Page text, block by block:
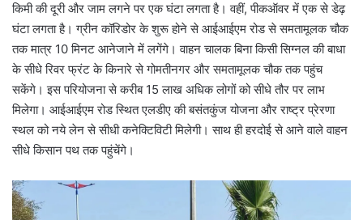
किमी की दूरी और जाम लगने पर एक घंटा लगता है। वहीं, पीकऑवर में एक से डेढ़
घंटा लगता है। ग्रीन कॉरिडोर के शुरू होने से आईआईएम रोड से समतामूलक चौक
तक मात्र 10 मिनट आनेजाने में लगेंगे। वाहन चालक बिना किसी सिग्नल की बाधा
के सीधे रिवर फ्रंट के किनारे से गोमतीनगर और समतामूलक चौक तक पहुंच
सकेंगे। इस परियोजना से करीब 15 लाख अधिक लोगों को सीधे तौर पर लाभ
मिलेगा। आईआईएम रोड स्थित एलडीए की बसंतकुंज योजना और राष्ट्र प्रेरणा
स्थल को नये लेन से सीधी कनेक्टिविटी मिलेगी। साथ ही हरदोई से आने वाले वाहन
सीधे किसान पथ तक पहुंचेंगे।